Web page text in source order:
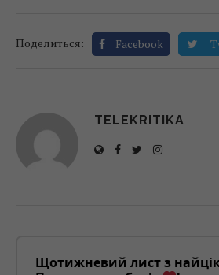
Поделиться: Facebook
TELEKRITIKA
Щотижневий лист з